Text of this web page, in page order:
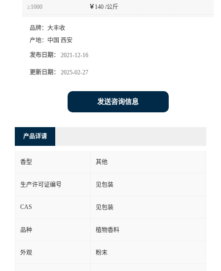
≥1000 ￥140 /公斤
品牌： 大丰收
产地： 中国 西安
发布日期： 2021-12-16
更新日期： 2025-02-27
发送咨询信息
产品详请
香型 其他
生产许可证编号 见包装
CAS 见包装
品种 植物香料
外观 粉末